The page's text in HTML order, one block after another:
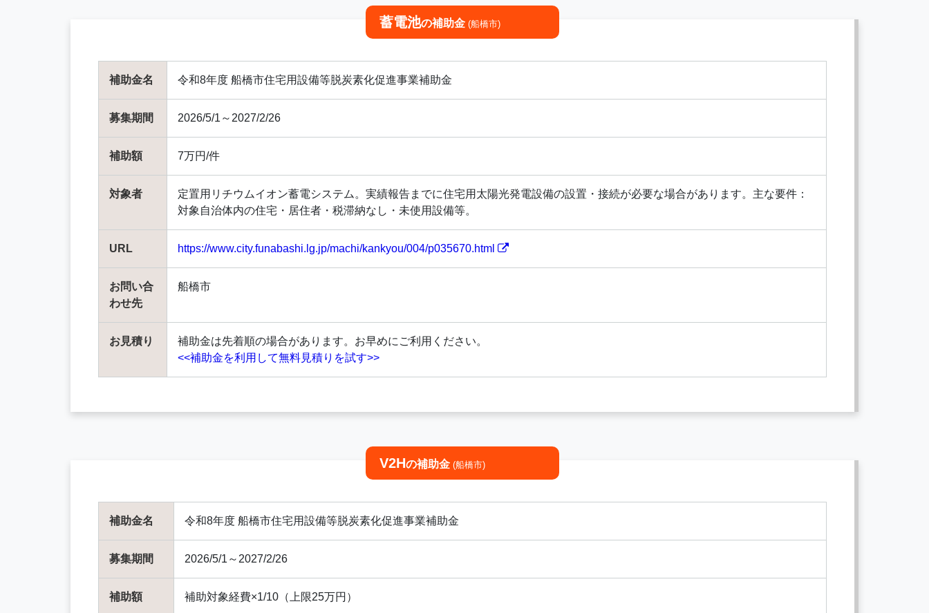
蓄電池の補助金 (船橋市)
補助金名 令和8年度 船橋市住宅用設備等脱炭素化促進事業補助金
募集期間 2026/5/1～2027/2/26
補助額 7万円/件
対象者
定置用リチウムイオン蓄電システム。実績報告までに住宅用太陽光発電設備の設置・接続が必要な場合があります。主な要件：
対象自治体内の住宅・居住者・税滞納なし・未使用設備等。
URL https://www.city.funabashi.lg.jp/machi/kankyou/004/p035670.html
お問い合
わせ先
船橋市
お見積り
補助金は先着順の場合があります。お早めにご利用ください。
<<補助金を利用して無料見積りを試す>>
V2Hの補助金 (船橋市)
補助金名 令和8年度 船橋市住宅用設備等脱炭素化促進事業補助金
募集期間 2026/5/1～2027/2/26
補助額 補助対象経費×1/10（上限25万円）